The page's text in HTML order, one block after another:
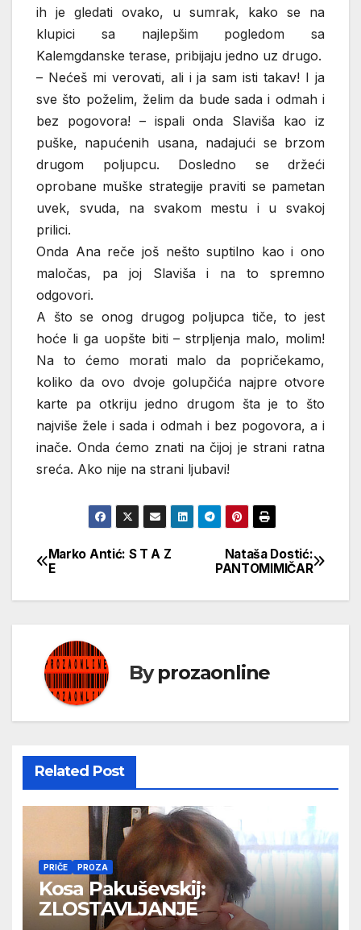
ih je gledati ovako, u sumrak, kako se na
klupici sa najlepšim pogledom sa
Kalemgdanske terase, pribijaju jedno uz drugo.
– Nećeš mi verovati, ali i ja sam isti takav! I ja
sve što poželim, želim da bude sada i odmah i
bez pogovora! – ispali onda Slaviša kao iz
puške, napućenih usana, nadajući se brzom
drugom poljupcu. Dosledno se držeći
oprobane muške strategije praviti se pametan
uvek, svuda, na svakom mestu i u svakoj
prilici.
Onda Ana reče još nešto suptilno kao i ono
maločas, pa joj Slaviša i na to spremno
odgovori.
A što se onog drugog poljupca tiče, to jest
hoće li ga uopšte biti – strpljenja malo, molim!
Na to ćemo morati malo da popričekamo,
koliko da ovo dvoje golupčića najpre otvore
karte pa otkriju jedno drugom šta je to što
najviše žele i sada i odmah i bez pogovora, a i
inače. Onda ćemo znati na čijoj je strani ratna
sreća. Ako nije na strani ljubavi!
Кретање
чланка
Nataša Dostić:
PANTOMIMIČAR
Marko Antić: S T A Z
E
Byprozaonline
Related Post
PRIČE PROZA
Kosa Pakuševskij:
ZLOSTAVLJANJE